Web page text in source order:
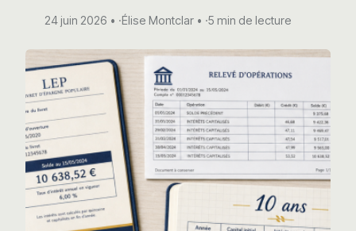
24 juin 2026 ·Élise Montclar ·5 min de lecture